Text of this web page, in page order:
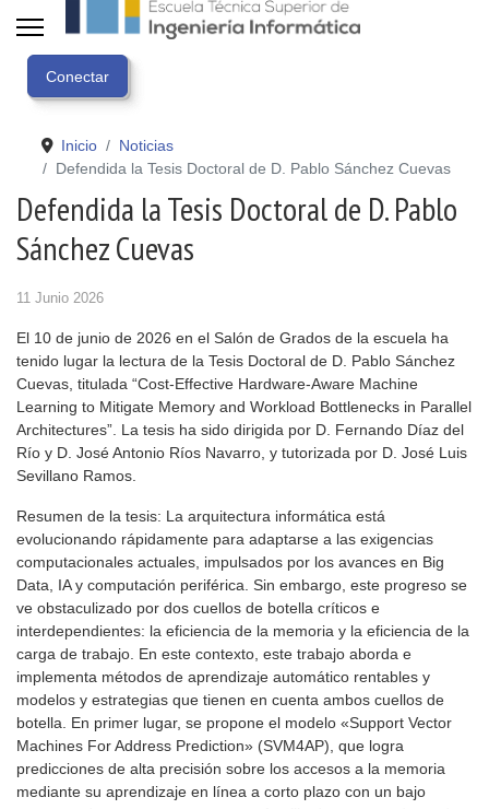
Inicio
Noticias
Defendida la Tesis Doctoral de D. Pablo Sánchez Cuevas
Defendida la Tesis Doctoral de D. Pablo
Sánchez Cuevas
11 Junio 2026
El 10 de junio de 2026 en el Salón de Grados de la escuela ha
tenido lugar la lectura de la Tesis Doctoral de D. Pablo Sánchez
Cuevas, titulada “Cost-Effective Hardware-Aware Machine
Learning to Mitigate Memory and Workload Bottlenecks in Parallel
Architectures”. La tesis ha sido dirigida por D. Fernando Díaz del
Río y D. José Antonio Ríos Navarro, y tutorizada por D. José Luis
Sevillano Ramos.
Resumen de la tesis: La arquitectura informática está
evolucionando rápidamente para adaptarse a las exigencias
computacionales actuales, impulsados por los avances en Big
Data, IA y computación periférica. Sin embargo, este progreso se
ve obstaculizado por dos cuellos de botella críticos e
interdependientes: la eficiencia de la memoria y la eficiencia de la
carga de trabajo. En este contexto, este trabajo aborda e
implementa métodos de aprendizaje automático rentables y
modelos y estrategias que tienen en cuenta ambos cuellos de
botella. En primer lugar, se propone el modelo «Support Vector
Machines For Address Prediction» (SVM4AP), que logra
predicciones de alta precisión sobre los accesos a la memoria
mediante su aprendizaje en línea a corto plazo con un bajo